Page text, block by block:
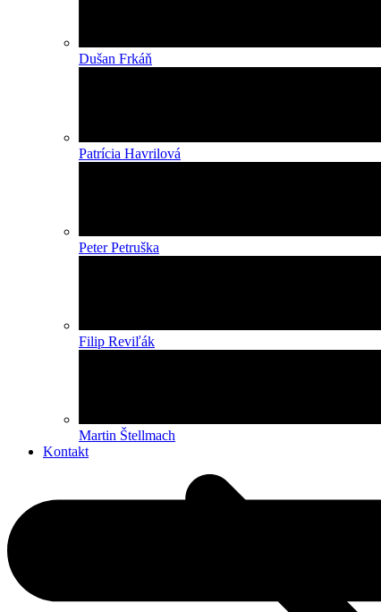
Dušan Frkáň
Patrícia Havrilová
Peter Petruška
Filip Reviľák
Martin Štellmach
Kontakt